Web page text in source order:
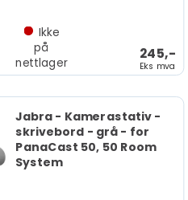
245,-
Eks mva
Ikke
på
nettlager
Jabra - Kamerastativ -
skrivebord - grå - for
PanaCast 50, 50 Room
System